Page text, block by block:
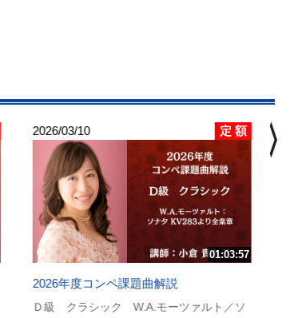
2026/03/10 定 額
01:03:57
2026年度コンペ課題曲解説
Ｄ級 クラシック W.A.モーツァルト／ソ
chevron_right